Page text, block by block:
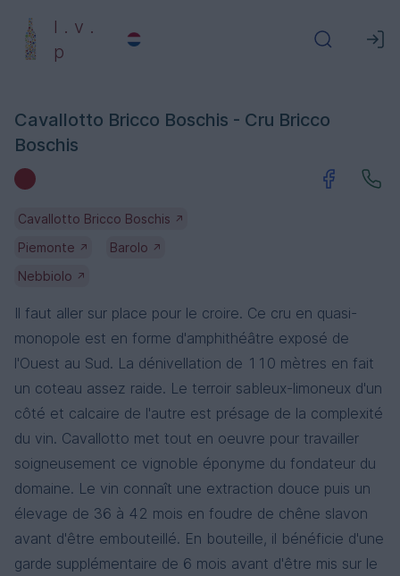
l . v .
p
Cavallotto Bricco Boschis - Cru Bricco
Boschis
Cavallotto Bricco Boschis ↗
Piemonte ↗ Barolo ↗
Nebbiolo ↗
Il faut aller sur place pour le croire. Ce cru en quasi-
monopole est en forme d'amphithéâtre exposé de
l'Ouest au Sud. La dénivellation de 110 mètres en fait
un coteau assez raide. Le terroir sableux-limoneux d'un
côté et calcaire de l'autre est présage de la complexité
du vin. Cavallotto met tout en oeuvre pour travailler
soigneusement ce vignoble éponyme du fondateur du
domaine. Le vin connaît une extraction douce puis un
élevage de 36 à 42 mois en foudre de chêne slavon
avant d'être embouteillé. En bouteille, il bénéficie d'une
garde supplémentaire de 6 mois avant d'être mis sur le